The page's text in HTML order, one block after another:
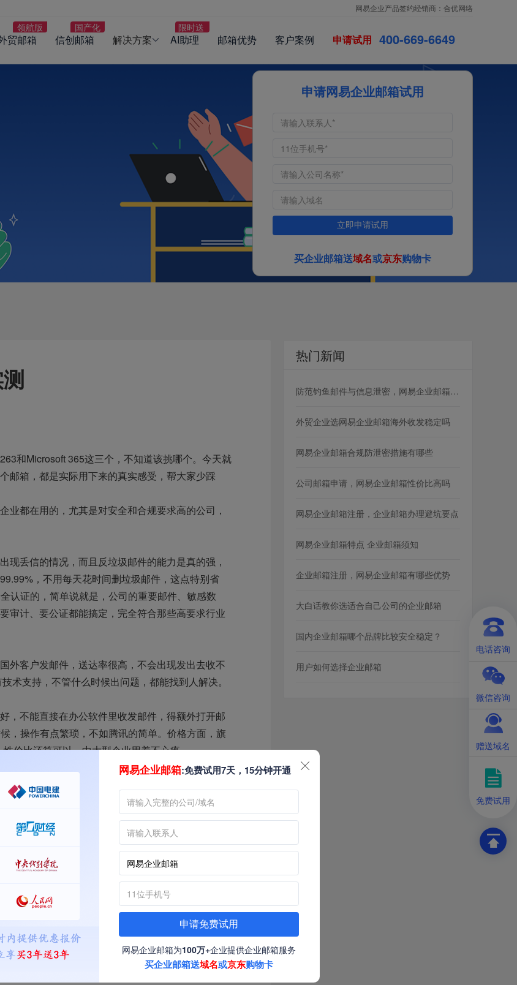
网易企业产品签约经销商：合优网络
贸邮箱 信创邮箱 解决方案 AI助理 邮箱优势 客户案例 申请试用 400- 6 6
- 6 69-6649
申请网易企业邮箱试用
立即申请试用
买企业邮箱送域名或京东购物卡
和Microsoft 365这三个，不知道该挑哪个。今天就
邮箱，都是实际用下来的真实感受，帮大家少踩
业都在用的，尤其是对安全和合规要求高的公司，
现丢信的情况，而且反垃圾邮件的能力是真的强，
，不用每天花时间删垃圾邮件，这点特别省
认证的，简单说就是，公司的重要邮件、敏感数
审计、要公证都能搞定，完全符合那些高要求行业
外客户发邮件，送达率很高，不会出现发出去收不
术支持，不管什么时候出问题，都能找到人解决。
，不能直接在办公软件里收发邮件，得额外打开邮
，操作有点繁琐，不如腾讯的简单。价格方面，旗
价比还算可以，中大型企业用着不心疼。
境业务的朋友，它就是专门为海外通邮而生的，做
件，要么退信，要么进垃圾箱，客户还以为你是骗
云合作，还有国际IP白名单，海外送达率能到
国家的客户发，都特别顺畅，延迟很低。
认证，护网行动也能顺利通过，公司的数据安全
50M，超大附件能到16G，外贸经常要传大单文
盘分享了。
种集团公司，不同部门可以分开管理，很方便。售
题，工程师都会及时跟进解决，不用自己瞎琢磨。
热门新闻
防范钓鱼邮件与信息泄密，网易企业邮箱安全管控方案
外贸企业选网易企业邮箱海外收发稳定吗
网易企业邮箱合规防泄密措施有哪些
公司邮箱申请，网易企业邮箱性价比高吗
网易企业邮箱注册，企业邮箱办理避坑要点
网易企业邮箱特点 企业邮箱须知
企业邮箱注册，网易企业邮箱有哪些优势
大白话教你选适合自己公司的企业邮箱
国内企业邮箱哪个品牌比较安全稳定？
用户如何选择企业邮箱
网易企业邮箱:免费试用7天，15分钟开通
申请免费试用
网易企业邮箱为100万+企业提供企业邮箱服务
买企业邮箱送域名或京东购物卡
电话咨询
微信咨询
赠送域名
免费试用